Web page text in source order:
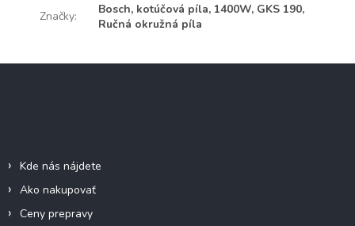
Značky:
Bosch, kotúčová píla, 1400W, GKS 190,
Ručná okružná píla
Kde nás nájdete
Ako nakupovať
Ceny prepravy